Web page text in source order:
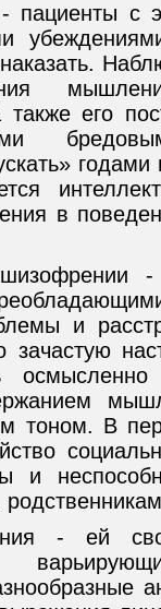
с
также его
в
-
и
осмысленно
тоном. В
и
- ей